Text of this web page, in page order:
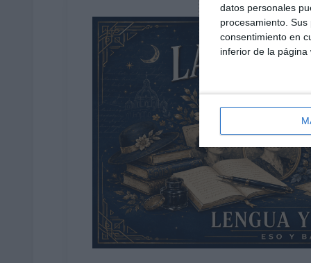
datos personales
procesamiento.
consentimiento en
inferior de la página